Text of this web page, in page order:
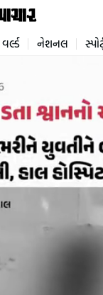
વર્લ્ડ નેશનલ